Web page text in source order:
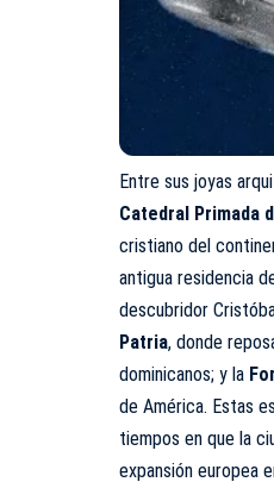
Entre sus joyas
Catedral Primada
cristiano del
antigua residencia
descubridor
Patria, donde
dominicanos; y la
de América. Estas
tiempos en que la
expansión europea